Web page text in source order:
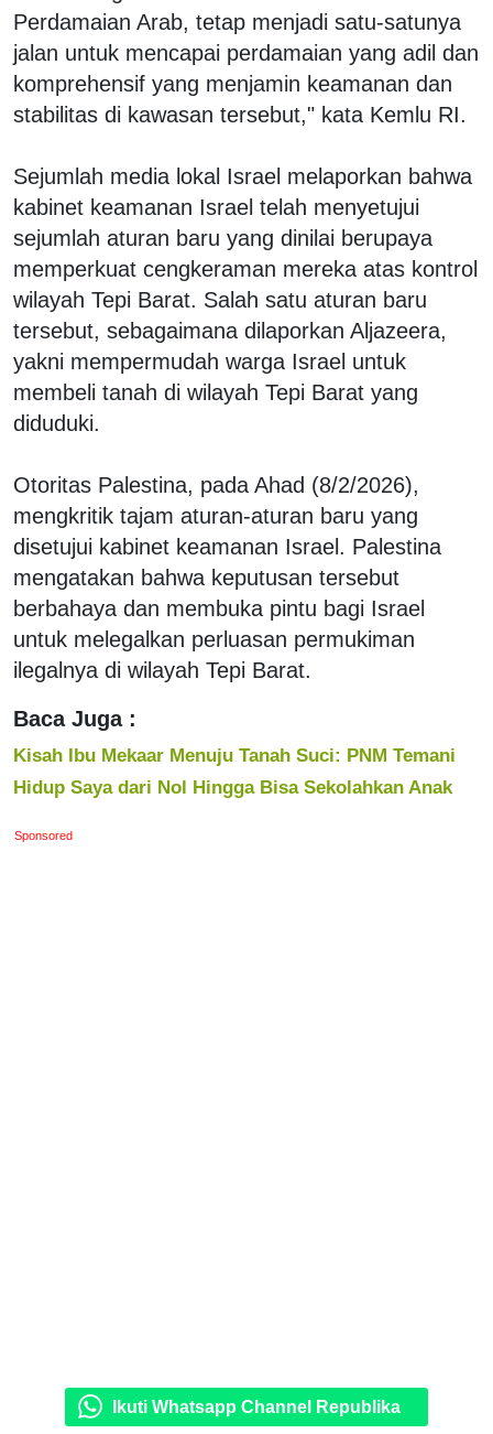
Perdamaian Arab, tetap menjadi satu-satunya
jalan untuk mencapai perdamaian yang adil dan
komprehensif yang menjamin keamanan dan
stabilitas di kawasan tersebut," kata Kemlu RI.
Sejumlah media lokal Israel melaporkan bahwa
kabinet keamanan Israel telah menyetujui
sejumlah aturan baru yang dinilai berupaya
memperkuat cengkeraman mereka atas kontrol
wilayah Tepi Barat. Salah satu aturan baru
tersebut, sebagaimana dilaporkan Aljazeera,
yakni mempermudah warga Israel untuk
membeli tanah di wilayah Tepi Barat yang
diduduki.
Otoritas Palestina, pada Ahad (8/2/2026),
mengkritik tajam aturan-aturan baru yang
disetujui kabinet keamanan Israel. Palestina
mengatakan bahwa keputusan tersebut
berbahaya dan membuka pintu bagi Israel
untuk melegalkan perluasan permukiman
ilegalnya di wilayah Tepi Barat.
Baca Juga :
Kisah Ibu Mekaar Menuju Tanah Suci: PNM Temani
Hidup Saya dari Nol Hingga Bisa Sekolahkan Anak
Sponsored
Ikuti Whatsapp Channel Republika